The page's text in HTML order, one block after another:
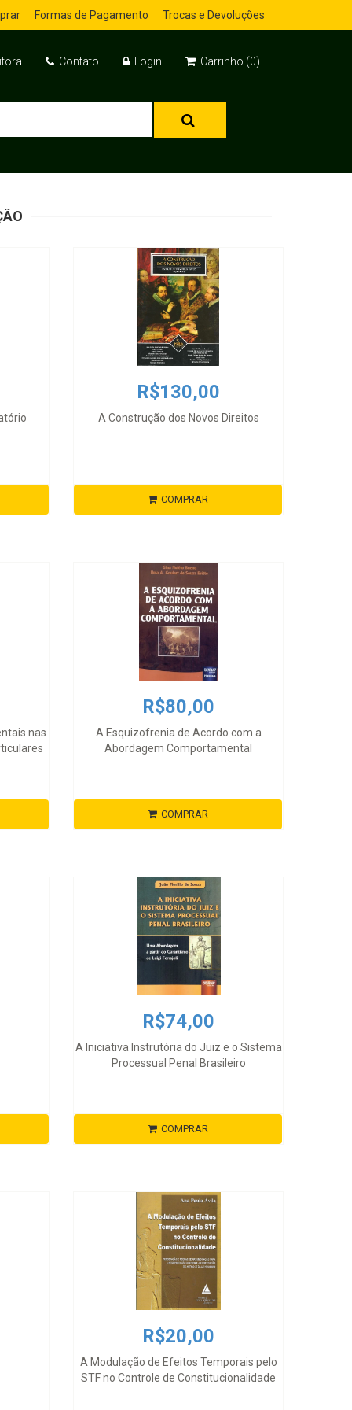
Formas de Pagamento Trocas e Devoluções
Contato Login Carrinho (0)
R$130,00
A Construção dos Novos Direitos
COMPRAR
nas
R$80,00
A Esquizofrenia de Acordo com a
Abordagem Comportamental
COMPRAR
R$74,00
A Iniciativa Instrutória do Juiz e o Sistema
Processual Penal Brasileiro
COMPRAR
R$20,00
A Modulação de Efeitos Temporais pelo
STF no Controle de Constitucionalidade